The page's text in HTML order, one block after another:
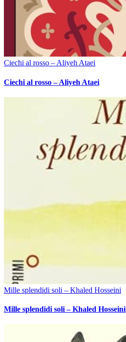
Ciechi al rosso – Aliyeh Ataei
Ciechi al rosso – Aliyeh Ataei
Mille splendidi soli – Khaled Hosseini
Mille splendidi soli – Khaled Hosseini